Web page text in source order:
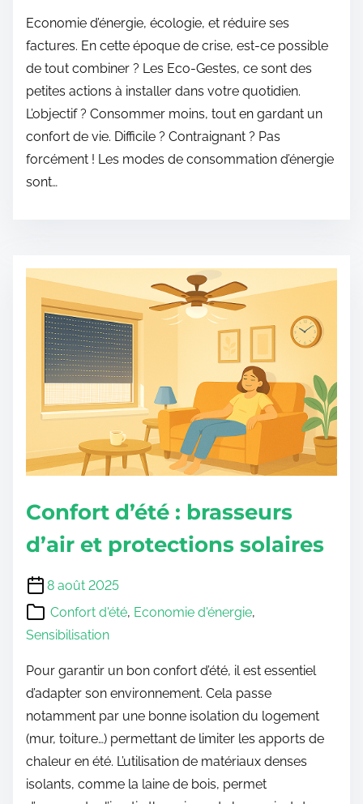
Economie d’énergie, écologie, et réduire ses
factures. En cette époque de crise, est-ce possible
de tout combiner ? Les Eco-Gestes, ce sont des
petites actions à installer dans votre quotidien.
L’objectif ? Consommer moins, tout en gardant un
confort de vie. Difficile ? Contraignant ? Pas
forcément ! Les modes de consommation d’énergie
sont…
Confort d’été : brasseurs
d’air et protections solaires
8 août 2025
Confort d'été, Economie d'énergie,
Sensibilisation
Pour garantir un bon confort d’été, il est essentiel
d’adapter son environnement. Cela passe
notamment par une bonne isolation du logement
(mur, toiture…) permettant de limiter les apports de
chaleur en été. L’utilisation de matériaux denses
isolants, comme la laine de bois, permet